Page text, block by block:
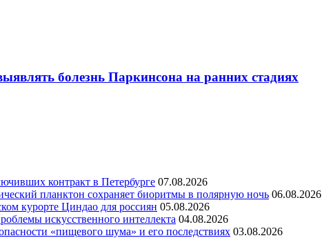
болезнь Паркинсона на ранних стадиях
контракт в Петербурге 07.08.2026
планктон сохраняет биоритмы в полярную ночь 06.08.2026
курорте Циндао для россиян 05.08.2026
искусственного интеллекта 04.08.2026
«пищевого шума» и его последствиях 03.08.2026